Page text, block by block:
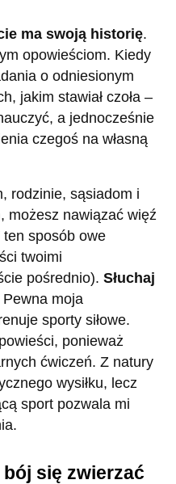
ma swoją historię.
opowieściom. Kiedy
o odniesionym
jakim stawiał czoła –
a jednocześnie
czegoś na własną
rodzinie, sąsiadom i
możesz nawiązać więź
sposób owe
twoimi
pośrednio). Słuchaj
Pewna moja
sporty siłowe.
ponieważ
ćwiczeń. Z natury
wysiłku, lecz
sport pozwala mi
się zwierzać